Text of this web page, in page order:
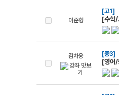
이준형
[고1]
[수학/
김차웅 [중3]
[영어/